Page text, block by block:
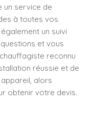
un service de
à toutes vos
un suivi
et vous
reconnu
réussie et de
alors
obtenir votre devis.